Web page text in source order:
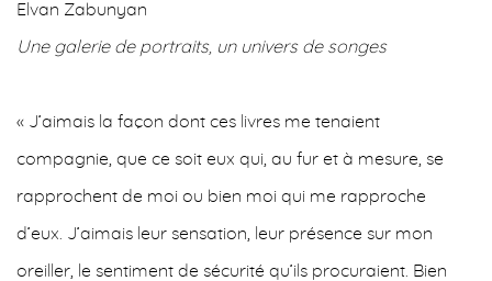
Elvan Zabunyan
Une galerie de portraits, un univers de songes
« J’aimais la façon dont ces livres me tenaient
compagnie, que ce soit eux qui, au fur et à mesure, se
rapprochent de moi ou bien moi qui me rapproche
d’eux. J’aimais leur sensation, leur présence sur mon
oreiller, le sentiment de sécurité qu’ils procuraient. Bien